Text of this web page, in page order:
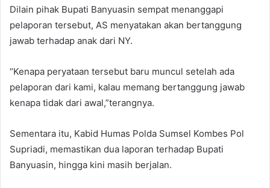
Dilain pihak Bupati Banyuasin sempat menanggapi
pelaporan tersebut, AS menyatakan akan bertanggung
jawab terhadap anak dari NY.
“Kenapa peryataan tersebut baru muncul setelah ada
pelaporan dari kami, kalau memang bertanggung jawab
kenapa tidak dari awal,”terangnya.
Sementara itu, Kabid Humas Polda Sumsel Kombes Pol
Supriadi, memastikan dua laporan terhadap Bupati
Banyuasin, hingga kini masih berjalan.